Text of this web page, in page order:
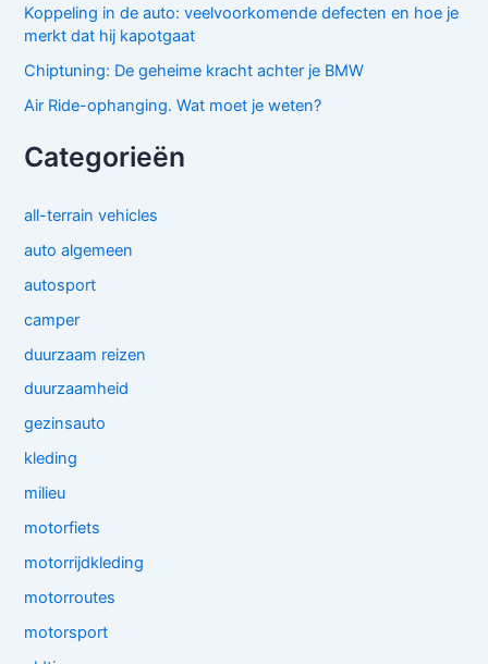
Koppeling in de auto: veelvoorkomende defecten en hoe je
merkt dat hij kapotgaat
Chiptuning: De geheime kracht achter je BMW
Air Ride-ophanging. Wat moet je weten?
Categorieën
all-terrain vehicles
auto algemeen
autosport
camper
duurzaam reizen
duurzaamheid
gezinsauto
kleding
milieu
motorfiets
motorrijdkleding
motorroutes
motorsport